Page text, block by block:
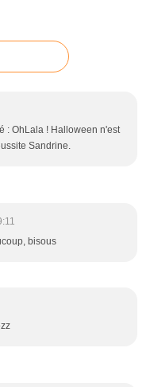
: OhLala ! Halloween n'est
Sandrine.
bisous